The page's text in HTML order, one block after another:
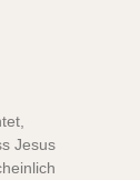
Jesus